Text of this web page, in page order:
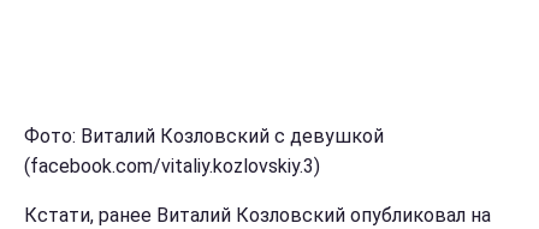
Фото: Виталий Козловский с девушкой
(facebook.com/vitaliy.kozlovskiy.3)
Кстати, ранее Виталий Козловский опубликовал на